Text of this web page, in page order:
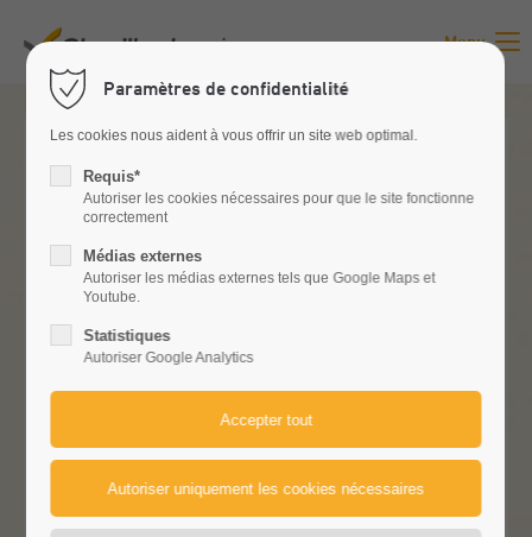
Menu
AGRAR - FABRIQUÉ EN SUISSE.
Les machines agricoles sont fabriquées en Suisse depuis
plus de 85 ans. Outre la conception et le développement, la
production et l'assemblage des machines sont également
situés à Balterswil (Thurgovie). Agrar se concentre donc
systématiquement sur la Suisse en tant que site
économique et soutient clairement l'agriculture locale et
ses besoins.
Paramètres de confidentialité
Les cookies nous aident à vous offrir un site web optimal.
Requis*
Autoriser les cookies nécessaires pour que le site fonctionne
correctement
Médias externes
Autoriser les médias externes tels que Google Maps et
Youtube.
Statistiques
Autoriser Google Analytics